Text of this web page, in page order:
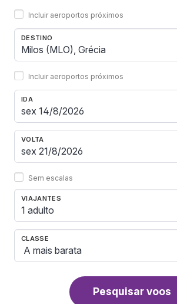
Incluir aeroportos próximos
DESTINO
Incluir aeroportos próximos
IDA
VOLTA
Sem escalas
VIAJANTES
1 adulto
CLASSE
Pesquisar voos